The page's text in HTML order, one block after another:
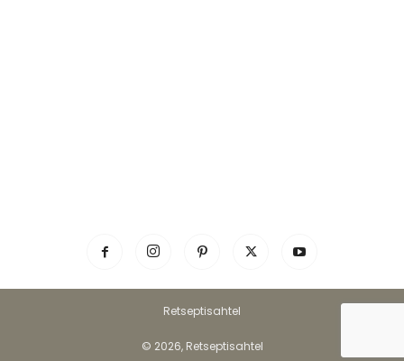
Retseptisahtel
© 2026, Retseptisahtel